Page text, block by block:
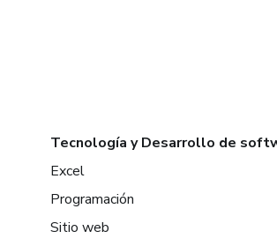
Tecnología y Desarrollo de
Excel
Programación
Sitio web